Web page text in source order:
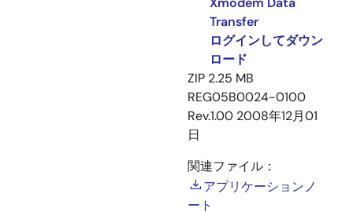
Transfer
ログインしてダウン
ロード
ZIP 2.25 MB
REG05B0024-0100
Rev.1.00 2008年12月01
日
関連ファイル：
アプリケーションノ
ート